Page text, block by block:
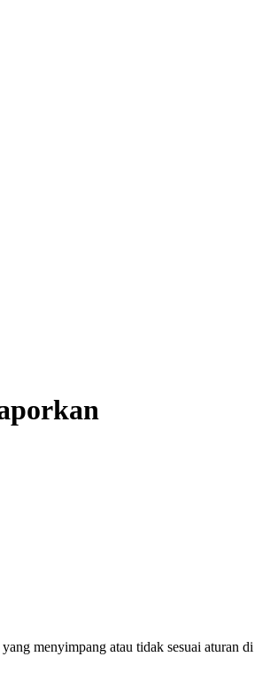
menyimpang atau tidak sesuai aturan di